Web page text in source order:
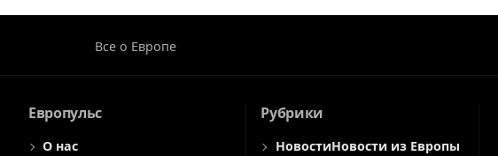
Все о Европе
Европульс
О нас
Рубрики
НовостиНовости из Европы